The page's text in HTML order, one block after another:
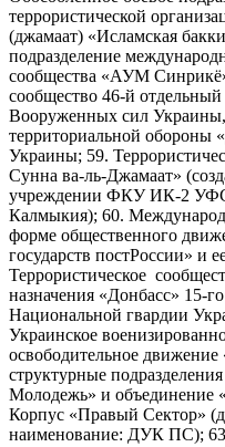
террористической
(джамаат) «Исламская
подразделение
сообщества «АУМ
сообщество 46-й
Вооруженных сил Украины,
территориальной обороны
Украины; 59.
Сунна ва-ль-Джамаат»
учреждении ФКУ ИК-2
Калмыкия); 60.
форме общественного
государств постРоссии» и
Террористическое
назначения «Донбасс» 15-
Национальной гвардии
Украинское
освободительное
структурные
Молодежь» и объединение
Корпус «Правый Сектор»
наименование: ДУК ПС); 63.